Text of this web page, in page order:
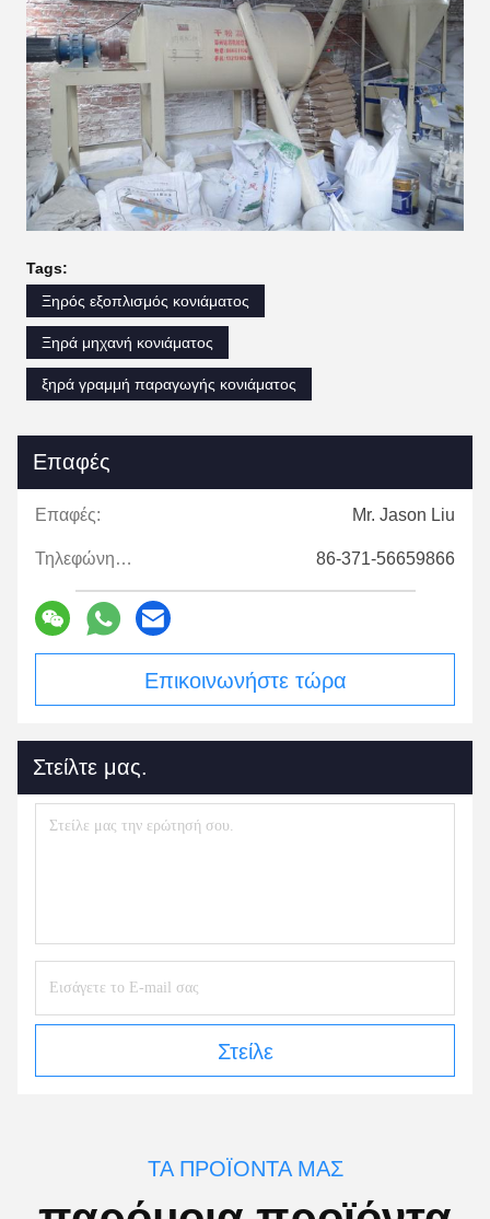
Tags:
Ξηρός εξοπλισμός κονιάματος
Ξηρά μηχανή κονιάματος
ξηρά γραμμή παραγωγής κονιάματος
Επαφές
Επαφές: Mr. Jason Liu
Τηλεφώνημα: 86-371-56659866
Επικοινωνήστε τώρα
Στείλτε μας.
Στείλε
ΤΑ ΠΡΟΪΌΝΤΑ ΜΑΣ